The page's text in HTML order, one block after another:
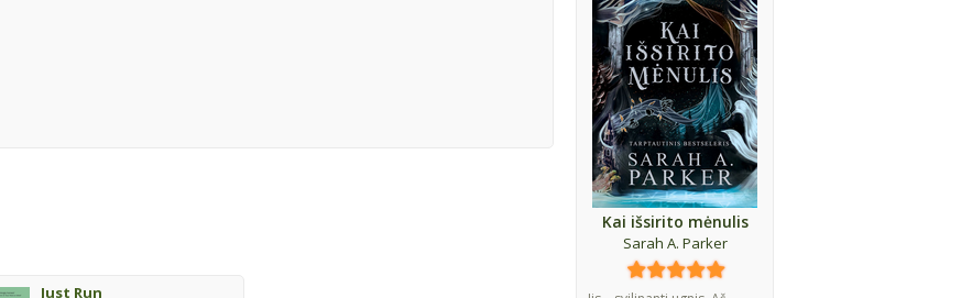
Kai išsirito mėnulis
Sarah A. Parker
Just Run